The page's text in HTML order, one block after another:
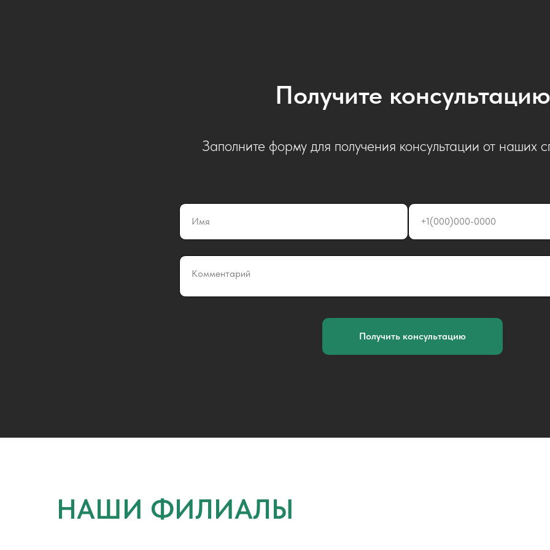
Получите консультацию
Заполните форму для получения консультации от наших
Имя +1(000)000-0000
Комментарий
Получить консультацию
НАШИ ФИЛИАЛЫ